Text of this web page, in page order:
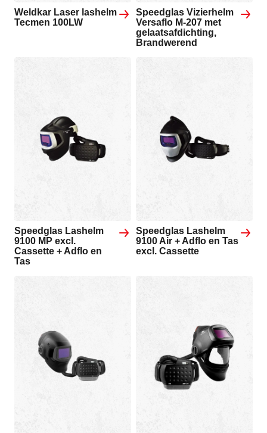
Weldkar Laser lashelm
Tecmen 100LW
Speedglas Vizierhelm
Versaflo M-207 met
gelaatsafdichting,
Brandwerend
Speedglas Lashelm
9100 MP excl.
Cassette + Adflo en
Tas
Speedglas Lashelm
9100 Air + Adflo en Tas
excl. Cassette